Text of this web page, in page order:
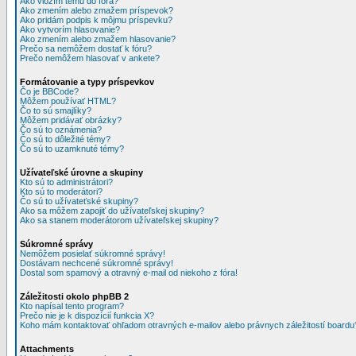
Ako zmením alebo zmažem príspevok?
Ako pridám podpis k môjmu príspevku?
Ako vytvorím hlasovanie?
Ako zmením alebo zmažem hlasovanie?
Prečo sa nemôžem dostať k fóru?
Prečo nemôžem hlasovať v ankete?
Formátovanie a typy príspevkov
Čo je BBCode?
Môžem používať HTML?
Čo to sú smajlíky?
Môžem pridávať obrázky?
Čo sú to oznámenia?
Čo sú to dôležité témy?
Čo sú to uzamknuté témy?
Užívateľské úrovne a skupiny
Kto sú to administrátori?
Kto sú to moderátori?
Čo sú to užívateťské skupiny?
Ako sa môžem zapojiť do užívateľskej skupiny?
Ako sa stanem moderátorom užívateľskej skupiny?
Súkromné správy
Nemôžem posielať súkromné správy!
Dostávam nechcené súkromné správy!
Dostal som spamový a otravný e-mail od niekoho z fóra!
Záležitosti okolo phpBB 2
Kto napísal tento program?
Prečo nie je k dispozícií funkcia X?
Koho mám kontaktovať ohľadom otravných e-mailov alebo právnych záležitostí
Attachments